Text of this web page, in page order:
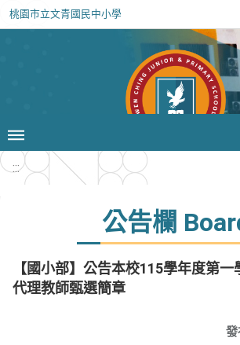
桃園市立文青國民中小學
:::
公告欄
【國小部】公告本校115學年度第
代理教師甄選簡章
發